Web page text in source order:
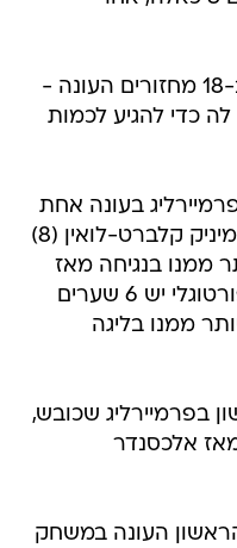
* ליברפול כבשה 50 שערים ב-18 מחזורים העונה -
כדי להגיע לכמות
הגיע ל-10 שערי פרמיירליג בעונה אחת
לראשונה בקריירה שלו. רק דומיניק קלברט-לואין (8)
(7) כבשו יותר ממנו בנגיחה מאז
תחילת העונה הקודמת, כשלפורטוגלי יש 6 שערים
הבקיע יותר ממנו בליגה
בפרמיירליג שכובש,
אלכסנדר
העונה במשחק